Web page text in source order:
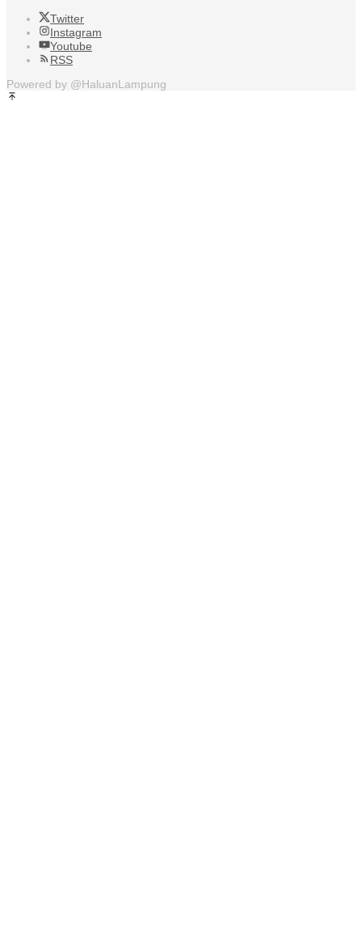
Twitter
Instagram
Youtube
RSS
Powered by @HaluanLampung